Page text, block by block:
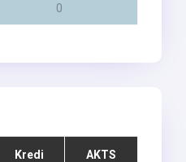
0
Kredi AKTS